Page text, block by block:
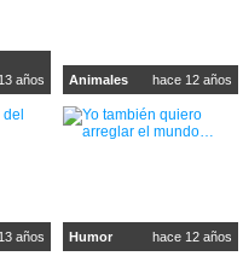
años
Animales hace 12 años
años Humor hace 12 años